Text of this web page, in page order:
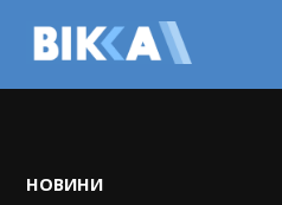
POSTED
НОВИНИ